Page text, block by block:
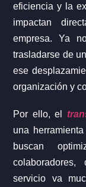
eficiencia y la
impactan
empresa. Ya
trasladarse de
ese
organización y
Por ello, el
una
buscan
servicio va